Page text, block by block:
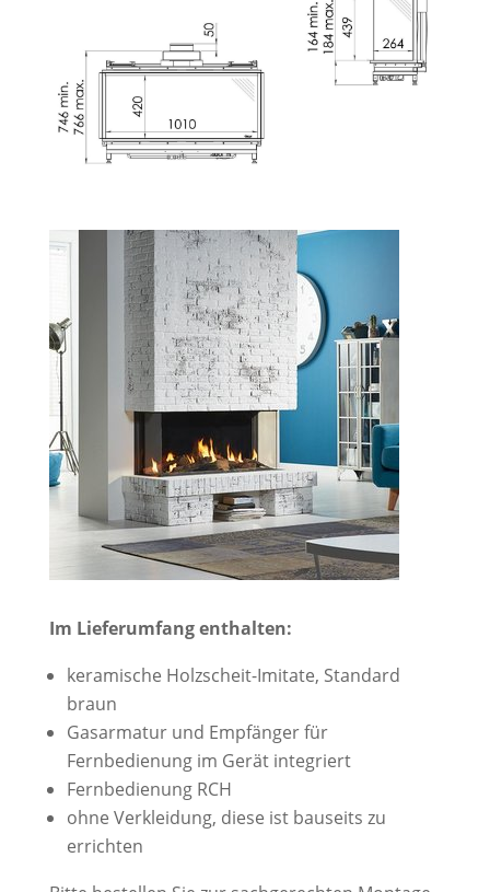
Im Lieferumfang enthalten:
keramische Holzscheit-Imitate, Standard
braun
Gasarmatur und Empfänger für
Fernbedienung im Gerät integriert
Fernbedienung RCH
ohne Verkleidung, diese ist bauseits zu
errichten